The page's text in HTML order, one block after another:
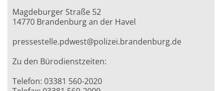
Magdeburger Straße 52
14770 Brandenburg an der Havel
pressestelle.pdwest@polizei.brandenburg.de
Zu den Bürodienstzeiten:
Telefon: 03381 560-2020